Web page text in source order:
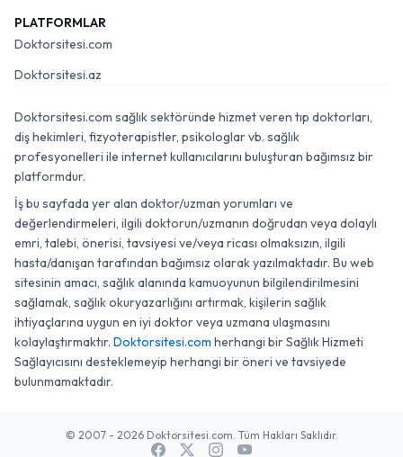
PLATFORMLAR
Doktorsitesi.com
Doktorsitesi.az
Doktorsitesi.com sağlık sektöründe hizmet veren tıp doktorları,
diş hekimleri, fizyoterapistler, psikologlar vb. sağlık
profesyonelleri ile internet kullanıcılarını buluşturan bağımsız bir
platformdur.
İş bu sayfada yer alan doktor/uzman yorumları ve
değerlendirmeleri, ilgili doktorun/uzmanın doğrudan veya dolaylı
emri, talebi, önerisi, tavsiyesi ve/veya ricası olmaksızın, ilgili
hasta/danışan tarafından bağımsız olarak yazılmaktadır. Bu web
sitesinin amacı, sağlık alanında kamuoyunun bilgilendirilmesini
sağlamak, sağlık okuryazarlığını artırmak, kişilerin sağlık
ihtiyaçlarına uygun en iyi doktor veya uzmana ulaşmasını
kolaylaştırmaktır. Doktorsitesi.com herhangi bir Sağlık Hizmeti
Sağlayıcısını desteklemeyip herhangi bir öneri ve tavsiyede
bulunmamaktadır.
© 2007 - 2026 Doktorsitesi.com. Tüm Hakları Saklıdır.